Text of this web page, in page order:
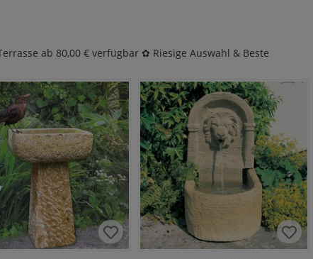
ab 80,00 € verfügbar ✿ Riesige Auswahl & Beste